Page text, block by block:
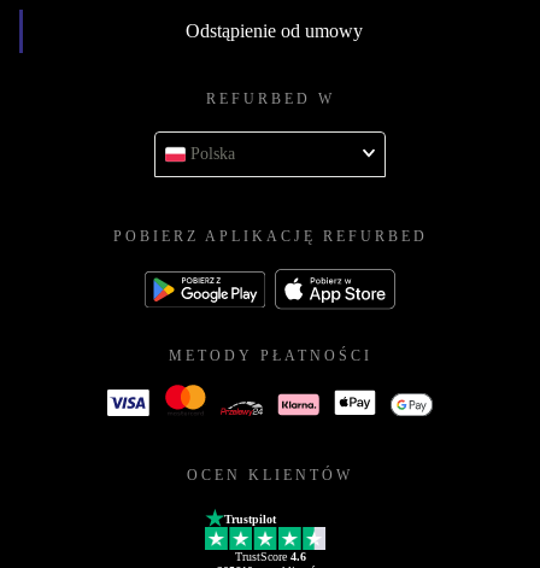
Odstąpienie od umowy
REFURBED W
Polska
POBIERZ APLIKACJĘ REFURBED
METODY PŁATNOŚCI
OCEN KLIENTÓW
Trustpilot
TrustScore 4.6